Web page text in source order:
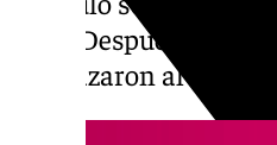
ellos. Después de
desplazaron al